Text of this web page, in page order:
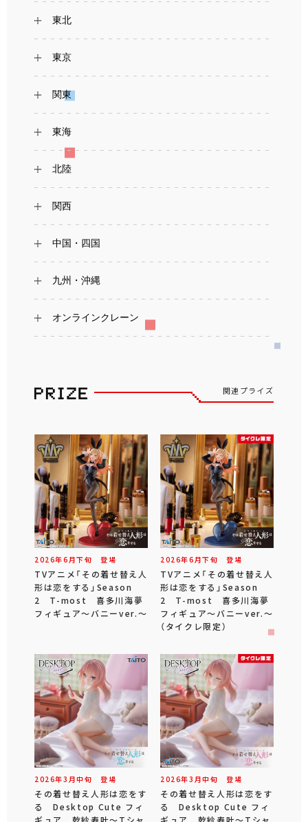
東北
東京
関東
東海
北陸
関西
中国・四国
九州・沖縄
オンラインクレーン
関連プライズ
2026年6 月下旬 登場
TVアニメ「その着せ替え人
形は恋をする」Season
2 T-most 喜多川海夢
フィギュア～バニーver.～
2026年6 月下旬 登場
TVアニメ「その着せ替え人
形は恋をする」Season
2 T-most 喜多川海夢
フィギュア～バニーver.～
（タイクレ限定）
2026年3 月中旬 登場
その着せ替え人形は恋をす
る Desktop Cute フィ
2026年3 月中旬 登場
その着せ替え人形は恋をす
る Desktop Cute フィ